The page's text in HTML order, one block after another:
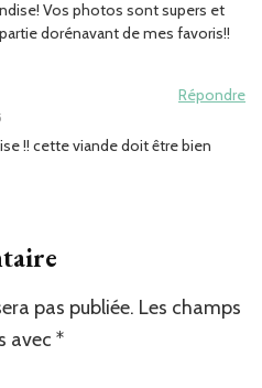
Vos photos sont supers et
dorénavant de mes favoris!!
Répondre
!! cette viande doit être bien
pas publiée. Les champs
avec *